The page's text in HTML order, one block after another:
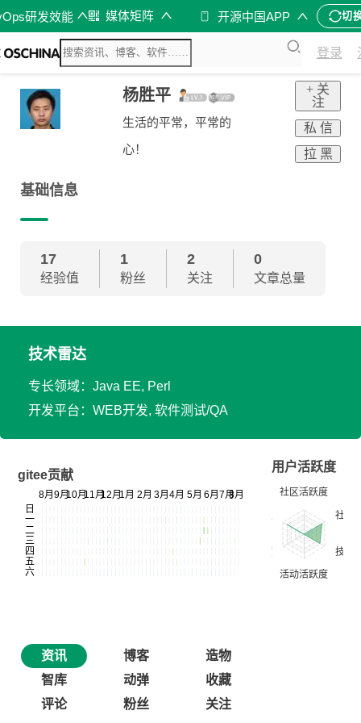
研发效能 媒体矩阵 开源中国APP 切
登录
杨胜平
生活的平常，平常的
心！
+ 关
注
私 信
拉 黑
基础信息
17
经验值
1
粉丝
2
关注
0
文章总量
技术雷达
专长领域：Java EE, Perl
开发平台：WEB开发, 软件测试/QA
gitee贡献
用户活跃度
资讯 博客
造物
智库
动弹
收藏
评论
粉丝 关注